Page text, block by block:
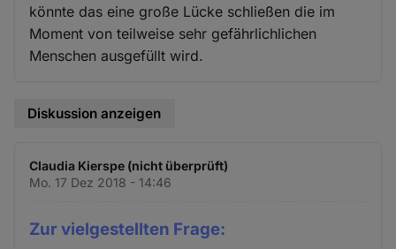
könnte das eine große Lücke schließen die im
Moment von teilweise sehr gefährlichlichen
Menschen ausgefüllt wird.
Diskussion anzeigen
Claudia Kierspe (nicht überprüft)
Mo. 17 Dez 2018 - 14:46
Zur vielgestellten Frage: